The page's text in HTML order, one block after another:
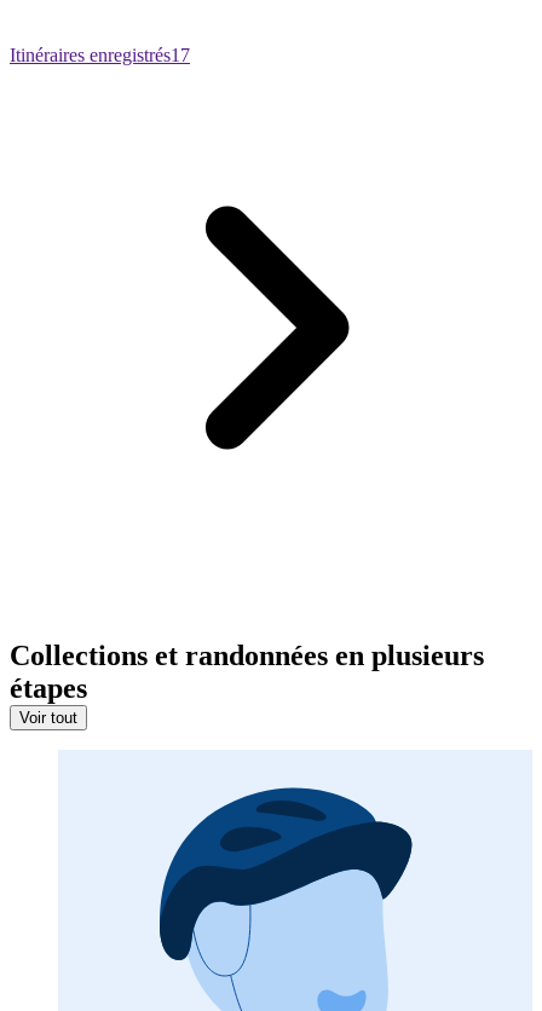
Itinéraires enregistrés17
Collections et randonnées en plusieurs
étapes
Voir tout